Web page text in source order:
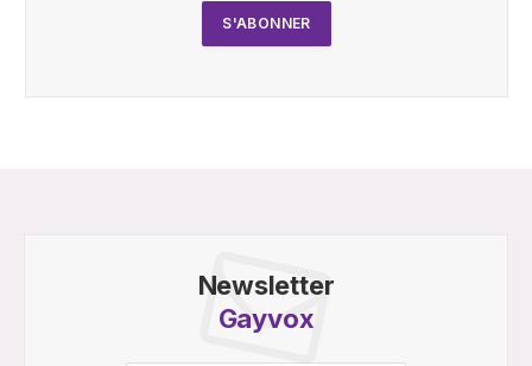
Newsletter
Gayvox